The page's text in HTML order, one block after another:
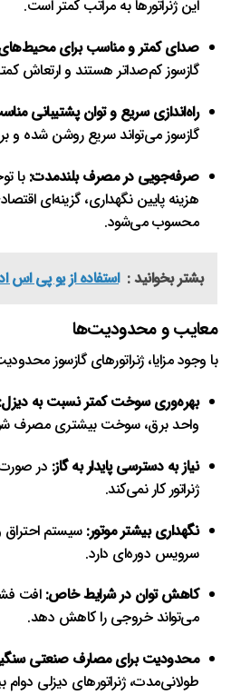
این ژنراتورها به مراتب کمتر است.
صدای کمتر و مناسب برای
گازسوز کم‌صداتر هستند و ارتعاش
راه‌اندازی سریع و توان پشتیبانی
گازسوز می‌تواند سریع روشن شده و
صرفه‌جویی در مصرف بلندمدت: با
هزینه پایین نگهداری، گزینه‌ای
محسوب می‌شود.
بشتر بخوانید : استفاده از یو پی اس
معایب و محدودیت‌ها
با وجود مزایا، ژنراتورهای گازسوز
بهره‌وری سوخت کمتر نسبت به دیزل:
واحد برق، سوخت بیشتری مصرف
نیاز به دسترسی پایدار به گاز: در صورت
ژنراتور کار نمی‌کند.
نگهداری بیشتر موتور: سیستم احتراق
سرویس دوره‌ای دارد.
کاهش توان در شرایط خاص: افت
می‌تواند خروجی را کاهش دهد.
محدودیت برای مصارف صنعتی
طولانی‌مدت، ژنراتورهای دیزلی دوام